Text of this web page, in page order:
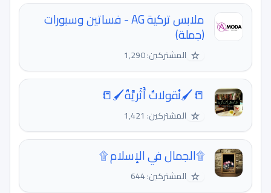
ملابس تركية AG - فساتين وسبورات
(جملة)
☆ المشتركين: 1,290
📒🖌نُقولاتٌ أَثَريَّةٌ🖌📒
☆ المشتركين: 1,421
۩الجمال في الإسلام ۩
☆ المشتركين: 644